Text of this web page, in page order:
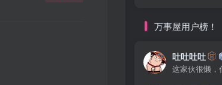
万事屋用户榜！
吐吐吐吐